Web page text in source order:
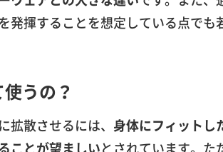
発揮することを想定している点でも
うの？
散させるには、 身体にフィットし
ことが望ましいとされています。た